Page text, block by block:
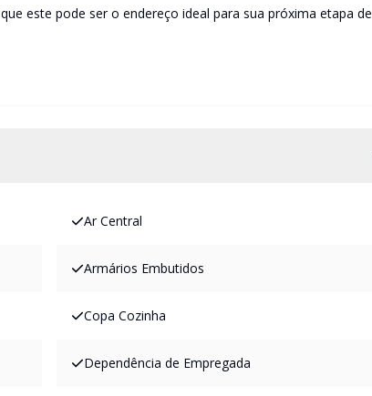
este pode ser o endereço ideal para sua próxima etapa de
Ar Central
Armários Embutidos
Copa Cozinha
Dependência de Empregada